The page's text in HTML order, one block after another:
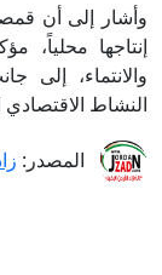
وأشار إلى أن
إنتاجها محلياً،
والانتماء، إلى
النشاط الاقتصادي
المصدر: